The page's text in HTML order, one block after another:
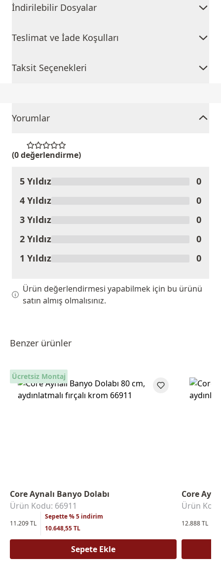
İndirilebilir Dosyalar
Teslimat ve İade Koşulları
Taksit Seçenekleri
Yorumlar
(0 değerlendirme)
Ürünü Değerlendir
5 Yıldız
0
4 Yıldız
0
3 Yıldız
0
2 Yıldız
0
1 Yıldız
0
Ürün değerlendirmesi yapabilmek için bu ürünü
satın almış olmalısınız.
Benzer ürünler
Ücretsiz Montaj
Core Aynalı Banyo Dolabı
Ürün Kodu: 66911
11.209 TL
Sepette % 5 indirim
10.648,55 TL
Sepete Ekle
Core
Ürün
12.888 TL